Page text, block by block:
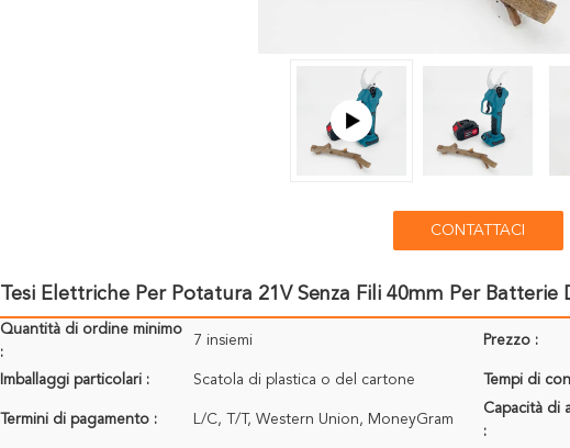
CONTATTACI
Tesi Elettriche Per Potatura 21V Senza Fili 40mm Per Batterie
Quantità di ordine minimo
:
7 insiemi Prezzo :
Imballaggi particolari : Scatola di plastica o del cartone Tempi di
Termini di pagamento : L/C, T/T, Western Union, MoneyGram
Capacità di
: